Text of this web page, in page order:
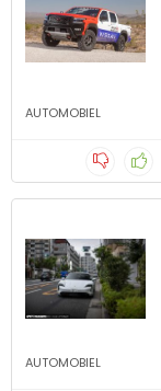
AUTOMOBIEL
AUTOMOBIEL